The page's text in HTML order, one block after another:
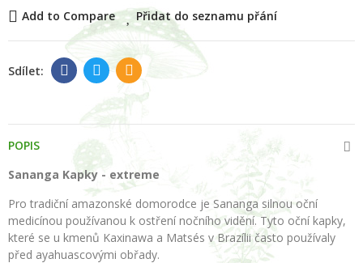
Add to Compare Přidat do seznamu přání
POPIS
Sananga Kapky - extreme
Pro tradiční amazonské domorodce je Sananga silnou oční
medicínou používanou k ostření nočního vidění. Tyto oční kapky,
které se u kmenů Kaxinawa a Matsés v Brazílii často používaly
před ayahuascovými obřady.